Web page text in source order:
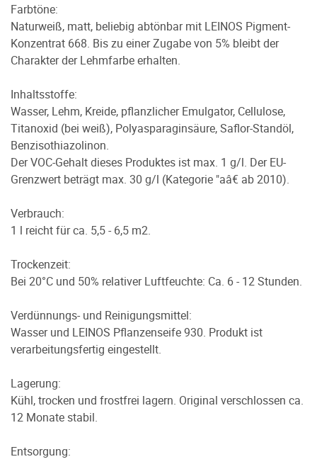
Farbtöne:
Naturweiß, matt, beliebig abtönbar mit LEINOS Pigment-
Konzentrat 668. Bis zu einer Zugabe von 5% bleibt der
Charakter der Lehmfarbe erhalten.
Inhaltsstoffe:
Wasser, Lehm, Kreide, pflanzlicher Emulgator, Cellulose,
Titanoxid (bei weiß), Polyasparaginsäure, Saflor-Standöl,
Benzisothiazolinon.
Der VOC-Gehalt dieses Produktes ist max. 1 g/l. Der EU-
Grenzwert beträgt max. 30 g/l (Kategorie "aâ€ ab 2010).
Verbrauch:
1 l reicht für ca. 5,5 - 6,5 m2.
Trockenzeit:
Bei 20°C und 50% relativer Luftfeuchte: Ca. 6 - 12 Stunden.
Verdünnungs- und Reinigungsmittel:
Wasser und LEINOS Pflanzenseife 930. Produkt ist
verarbeitungsfertig eingestellt.
Lagerung:
Kühl, trocken und frostfrei lagern. Original verschlossen ca.
12 Monate stabil.
Entsorgung: